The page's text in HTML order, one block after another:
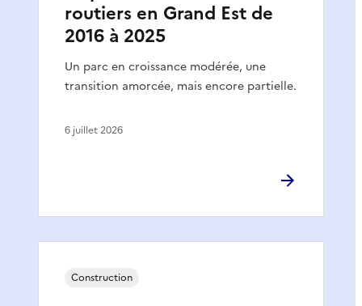
routiers en Grand Est de
2016 à 2025
Un parc en croissance modérée, une
transition amorcée, mais encore partielle.
6 juillet 2026
Construction